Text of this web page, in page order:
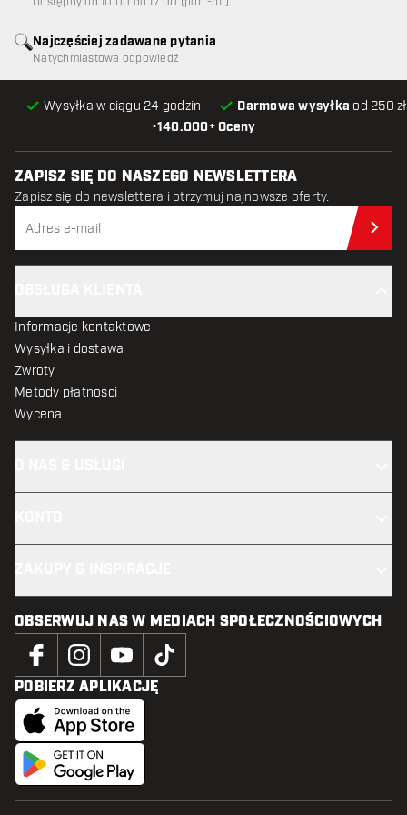
•140.000+ Oceny
Wysyłka w ciągu 24 godzin Darmowa wysyłka od 250
Najczęściej zadawane pytania
Natychmiastowa odpowiedź
ZAPISZ SIĘ DO NASZEGO NEWSLETTERA
Zapisz się do newslettera i otrzymuj najnowsze oferty.
Informacje kontaktowe
Wysyłka i dostawa
Zwroty
Metody płatności
Wycena
OBSERWUJ NAS W MEDIACH SPOŁECZNOŚCIOWYCH
POBIERZ APLIKACJĘ